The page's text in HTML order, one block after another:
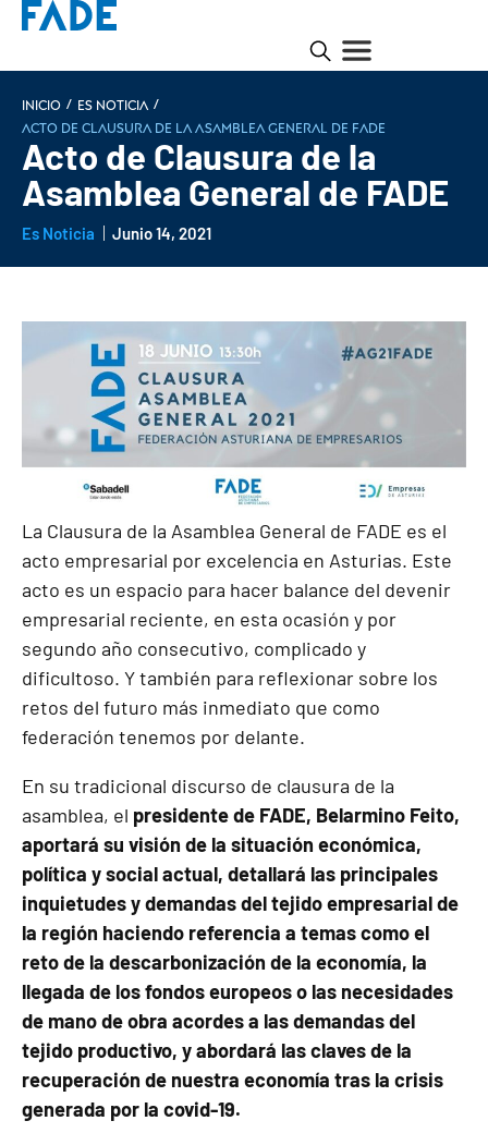
INICIO / Es noticia /
Acto de Clausura de la Asamblea General de FADE
Acto de Clausura de la
Asamblea General de FADE
Es Noticia Junio 14, 2021
La Clausura de la Asamblea General de FADE es el
acto empresarial por excelencia en Asturias. Este
acto es un espacio para hacer balance del devenir
empresarial reciente, en esta ocasión y por
segundo año consecutivo, complicado y
dificultoso. Y también para reflexionar sobre los
retos del futuro más inmediato que como
federación tenemos por delante.
En su tradicional discurso de clausura de la
asamblea, el presidente de FADE, Belarmino Feito,
aportará su visión de la situación económica,
política y social actual, detallará las principales
inquietudes y demandas del tejido empresarial de
la región haciendo referencia a temas como el
reto de la descarbonización de la economía, la
llegada de los fondos europeos o las necesidades
de mano de obra acordes a las demandas del
tejido productivo, y abordará las claves de la
recuperación de nuestra economía tras la crisis
generada por la covid-19.